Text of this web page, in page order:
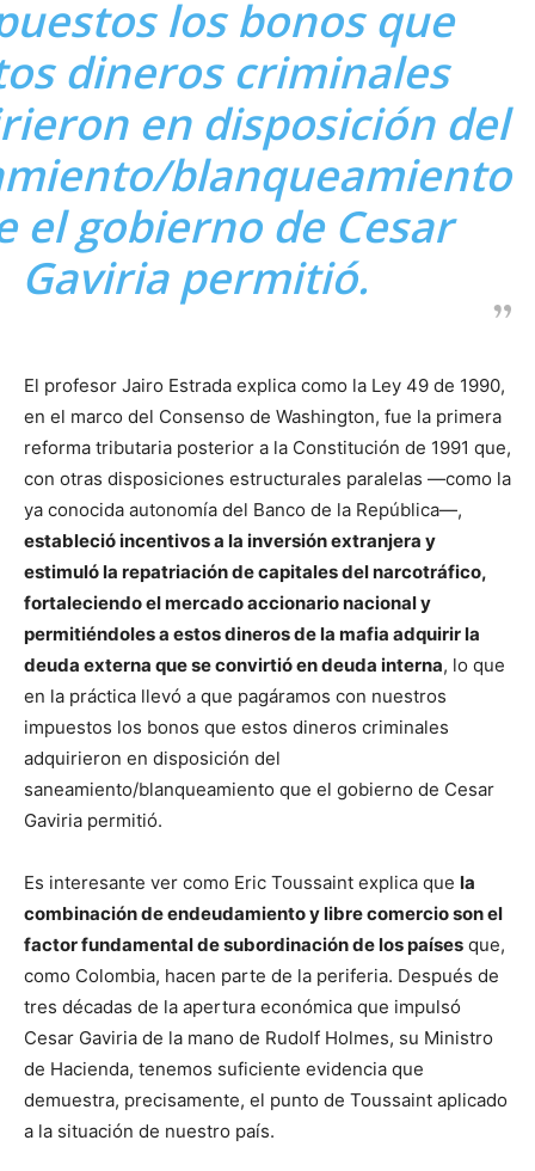
los bonos que
dineros criminales
en disposición del
blanqueamiento
el gobierno de Cesar
Gaviria permitió.
El profesor Jairo Estrada explica como la Ley 49 de 1990,
en el marco del Consenso de Washington, fue la primera
reforma tributaria posterior a la Constitución de 1991 que,
con otras disposiciones estructurales paralelas —como la
ya conocida autonomía del Banco de la República—,
estableció incentivos a la inversión extranjera y
estimuló la repatriación de capitales del narcotráfico,
fortaleciendo el mercado accionario nacional y
permitiéndoles a estos dineros de la mafia adquirir la
deuda externa que se convirtió en deuda interna, lo que
en la práctica llevó a que pagáramos con nuestros
impuestos los bonos que estos dineros criminales
adquirieron en disposición del
saneamiento/blanqueamiento que el gobierno de Cesar
Gaviria permitió.
Es interesante ver como Eric Toussaint explica que la
combinación de endeudamiento y libre comercio son el
factor fundamental de subordinación de los países que,
como Colombia, hacen parte de la periferia. Después de
tres décadas de la apertura económica que impulsó
Cesar Gaviria de la mano de Rudolf Holmes, su Ministro
de Hacienda, tenemos suficiente evidencia que
demuestra, precisamente, el punto de Toussaint aplicado
a la situación de nuestro país.